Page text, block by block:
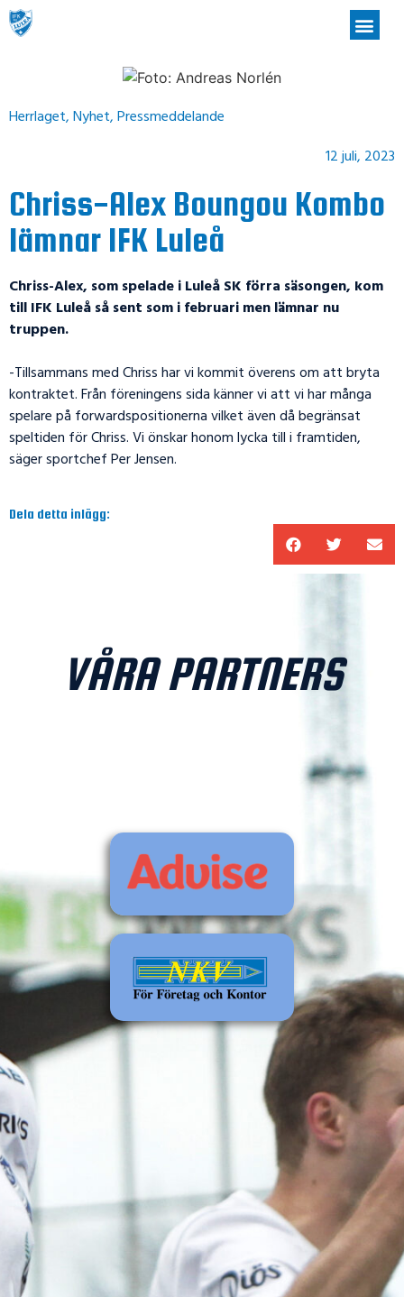
Herrlaget,Nyhet,Pressmeddelande
12 juli, 2023
Chriss-Alex Boungou Kombo
lämnar IFK Luleå
Chriss-Alex, som spelade i Luleå SK förra säsongen, kom
till IFK Luleå så sent som i februari men lämnar nu
truppen.
-Tillsammans med Chriss har vi kommit överens om att bryta
kontraktet. Från föreningens sida känner vi att vi har många
spelare på forwardspositionerna vilket även då begränsat
speltiden för Chriss. Vi önskar honom lycka till i framtiden,
säger sportchef Per Jensen.
Dela detta inlägg:
VÅRA PARTNERS